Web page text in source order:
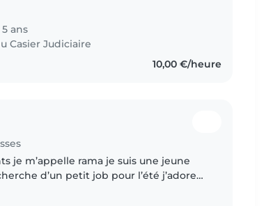
ans
Casier Judiciaire
10,00 €/heure
je m’appelle rama je suis une jeune
d’un petit job pour l’été j’adore